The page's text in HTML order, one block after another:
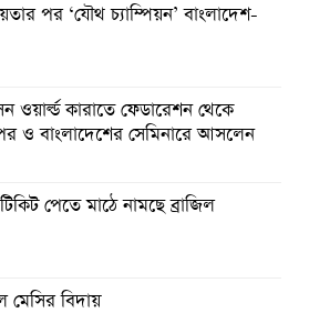
পর ‘যৌথ চ্যাম্পিয়ন’ বাংলাদেশ-
ওয়ার্ল্ড কারাতে ফেডারেশন থেকে
পর ও বাংলাদেশের সেমিনারে আসলেন
পেতে মাঠে নামছে ব্রাজিল
বিদায়